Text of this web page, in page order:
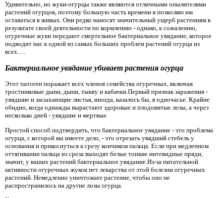
Удивительно, но жуки-огурцы также являются отличными опылителями
растений огурцов, поэтому большую часть времени я позволяю им
оставаться в живых. Они редко наносят значительный ущерб растениям в
результате своей деятельности по кормлению - однако, к сожалению,
огуречные жуки передают смертельное бактериальное увядание, которое
подводит нас к одной из самых больших проблем растений огурца из
всех….
Бактериальное увядание убивает растения огурца
Этот патоген поражает всех членов семейства огуречных, включая
тростниковые дыни, дыни, тыкву и кабачки.Первый признак заражения -
увядшие и засыхающие листья, иногда, казалось бы, в одночасье. Крайне
обидно, когда однажды вырастают здоровые и плодовитые лозы, а через
несколько дней - увядшие и мертвые.
Простой способ подтвердить, что бактериальное увядание - это проблема
огурца, с которой вы имеете дело, - это отрезать увядший стебель у
основания и прикоснуться к срезу кончиком пальца. Если при медленном
оттягивании пальца из среза выходят белые тонкие нитевидные пряди,
значит, у ваших растений бактериальное увядание.Из-за питательной
активности огуречных жуков нет лекарства от этой болезни огуречных
растений. Немедленно уничтожьте растение, чтобы оно не
распространилось на другие лозы огурца.